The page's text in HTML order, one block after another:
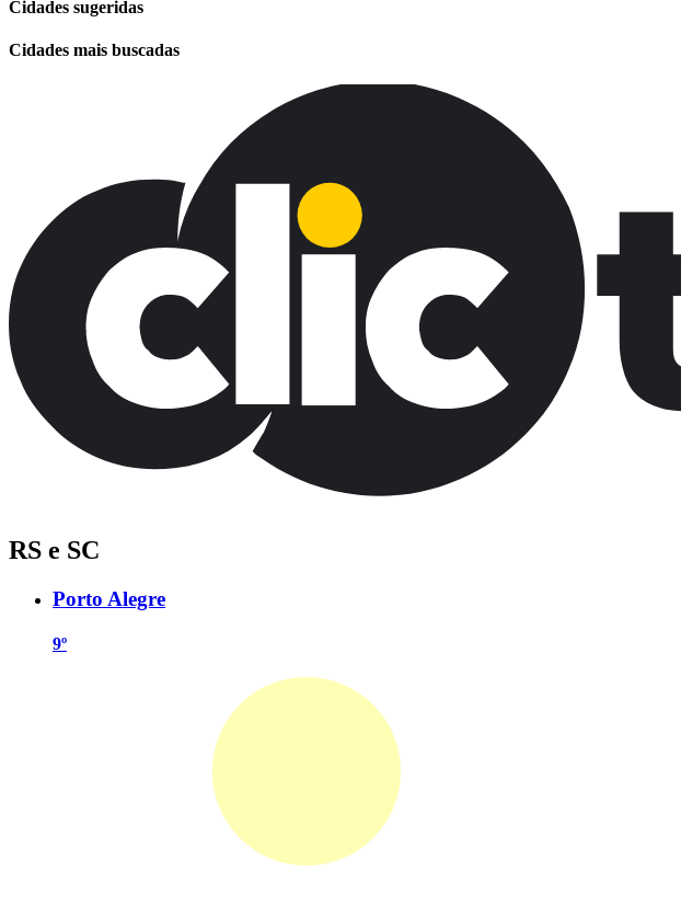
Cidades sugeridas
Cidades mais buscadas
RS e SC
Porto Alegre
9º